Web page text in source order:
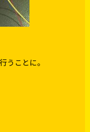
うことに。